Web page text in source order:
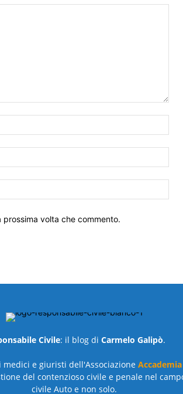
volta che commento.
Civile: il blog di Carmelo Galipò.
e giuristi dell'Associazione
del contenzioso civile e penale nel
civile Auto e non solo.